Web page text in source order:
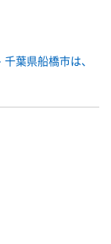
葉県船橋市は、